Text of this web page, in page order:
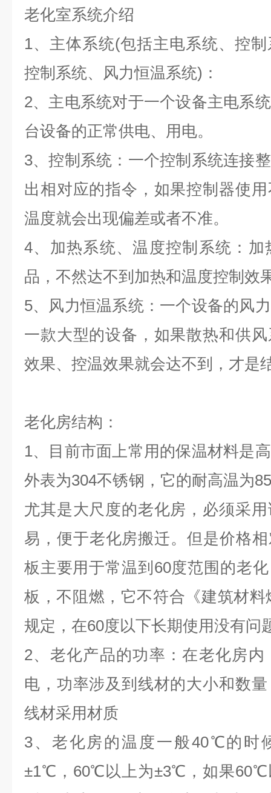
老化室系统介绍
1、主体系统(包括主电系统、控
控制系统、风力恒温系统)：
2、主电系统对于一个设备主电系
台设备的正常供电、用电。
3、控制系统：一个控制系统连接
出相对应的指令，如果控制器使
温度就会出现偏差或者不准。
4、加热系统、温度控制系统：
品，不然达不到加热和温度控制效
5、风力恒温系统：一个设备的风
一款大型的设备，如果散热和供
效果、控温效果就会达不到，才是
老化房结构：
1、目前市面上常用的保温材料是
外表为304不锈钢，它的耐高温为
尤其是大尺度的老化房，必须采
易，便于老化房搬迁。但是价格
板主要用于常温到60度范围的老
板，不阻燃，它不符合《建筑材
规定，在60度以下长期使用没有问
2、老化产品的功率：在老化房
电，功率涉及到线材的大小和数
线材采用材质
3、老化房的温度一般40℃的时
±1℃，60℃以上为±3℃，如果60℃